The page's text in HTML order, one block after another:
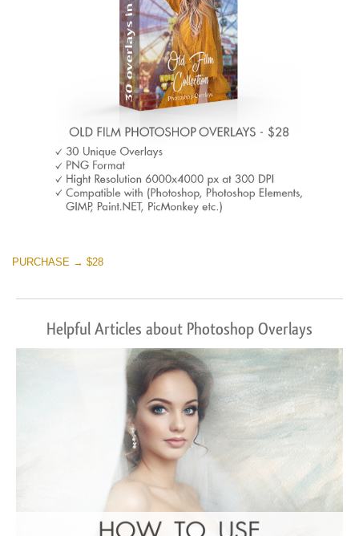
PURCHASE → $28
Helpful Articles about Photoshop Overlays